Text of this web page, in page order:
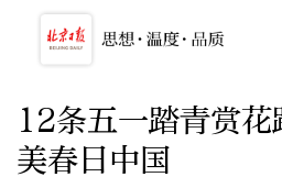
12条五一踏青赏
美春日中国